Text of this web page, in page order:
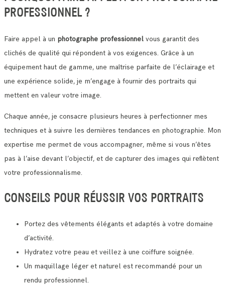
PROFESSIONNEL ?
Faire appel à un photographe professionnel vous garantit des
clichés de qualité qui répondent à vos exigences. Grâce à un
équipement haut de gamme, une maîtrise parfaite de l’éclairage et
une expérience solide, je m’engage à fournir des portraits qui
mettent en valeur votre image.
Chaque année, je consacre plusieurs heures à perfectionner mes
techniques et à suivre les dernières tendances en photographie. Mon
expertise me permet de vous accompagner, même si vous n’êtes
pas à l’aise devant l’objectif, et de capturer des images qui reflètent
votre professionnalisme.
CONSEILS POUR RÉUSSIR VOS PORTRAITS
Portez des vêtements élégants et adaptés à votre domaine
d’activité.
Hydratez votre peau et veillez à une coiffure soignée.
Un maquillage léger et naturel est recommandé pour un
rendu professionnel.